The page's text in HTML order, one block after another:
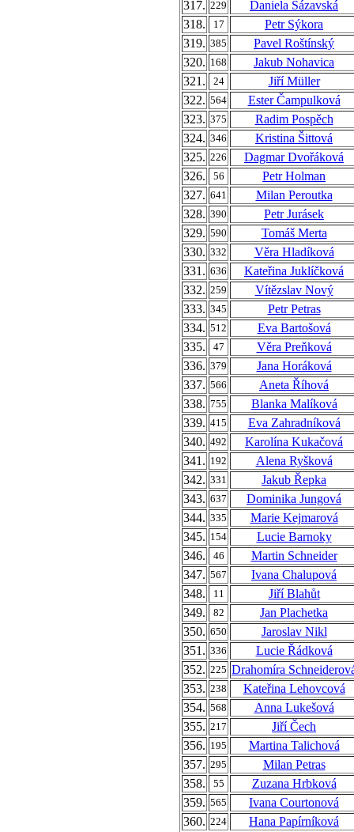
317. 229
Daniela Sázavská
318.
17
Petr Sýkora
319. 385
Pavel Roštínský
320. 168
Jakub Nohavica
321.
24
Jiří Müller
322. 564
Ester Čampulková
323. 375
Radim Pospěch
324. 346
Kristina Šittová
325. 226
Dagmar Dvořáková
326.
56
Petr Holman
327. 641
Milan Peroutka
328. 390
Petr Jurásek
329. 590
Tomáš Merta
330. 332
Věra Hladíková
331. 636
Kateřina Juklíčková
332. 259
Vítězslav Nový
333. 345
Petr Petras
334. 512
Eva Bartošová
335.
47
Věra Preňková
336. 379
Jana Horáková
337. 566
Aneta Říhová
338. 755
Blanka Malíková
339. 415
Eva Zahradníková
340. 492
Karolína Kukačová
341. 192
Alena Ryšková
342. 331
Jakub Řepka
343. 637
Dominika Jungová
344. 335
Marie Kejmarová
345. 154
Lucie Barnoky
346.
46
Martin Schneider
347. 567
Ivana Chalupová
348.
11
Jiří Blahůt
349.
82
Jan Plachetka
350. 650
Jaroslav Nikl
351. 336
Lucie Řádková
352. 225 Drahomíra
353. 238
Kateřina Lehovcová
354. 568
Anna Lukešová
355. 217
Jiří Čech
356. 195
Martina Talichová
357. 295
Milan Petras
358.
55
Zuzana Hrbková
359. 565
Ivana Courtonová
360. 224
Hana Papírníková